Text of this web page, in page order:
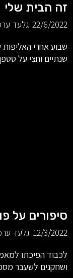
זה הבית שלי
22/6/2022 גלעד
שבוע אחרי האליפות
שנתיים וחצי על
סיפורים על
12/3/2022 גלעד
ושחקנים לשעבר